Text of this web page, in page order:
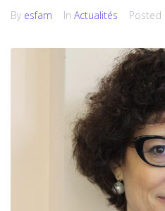
By esfam In Actualités Posted